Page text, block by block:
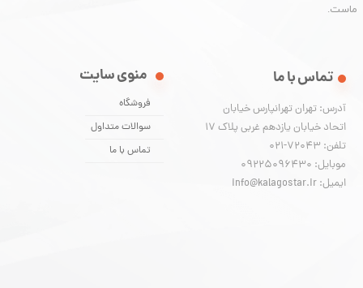
ماست.
منوی سایت
فروشگاه
سوالات متداول
تماس با ما
تماس با ما
آدرس: تهران تهرانپارس خیابان
اتحاد خیابان یازدهم غربی پلاک ۱۷
تلفن: 72043-021
موبایل: 09225096430
ایمیل: info@kalagostar.ir